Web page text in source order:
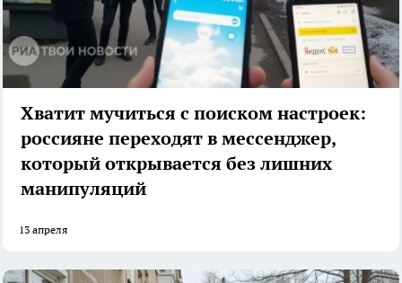
Хватит мучиться с поиском настроек:
россияне переходят в мессенджер,
который открывается без лишних
манипуляций
13 апреля